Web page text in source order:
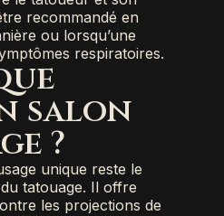
recommandé en
ou lorsqu’une
respiratoires.
salon
?
unique reste le
tatouage. Il offre
les projections de